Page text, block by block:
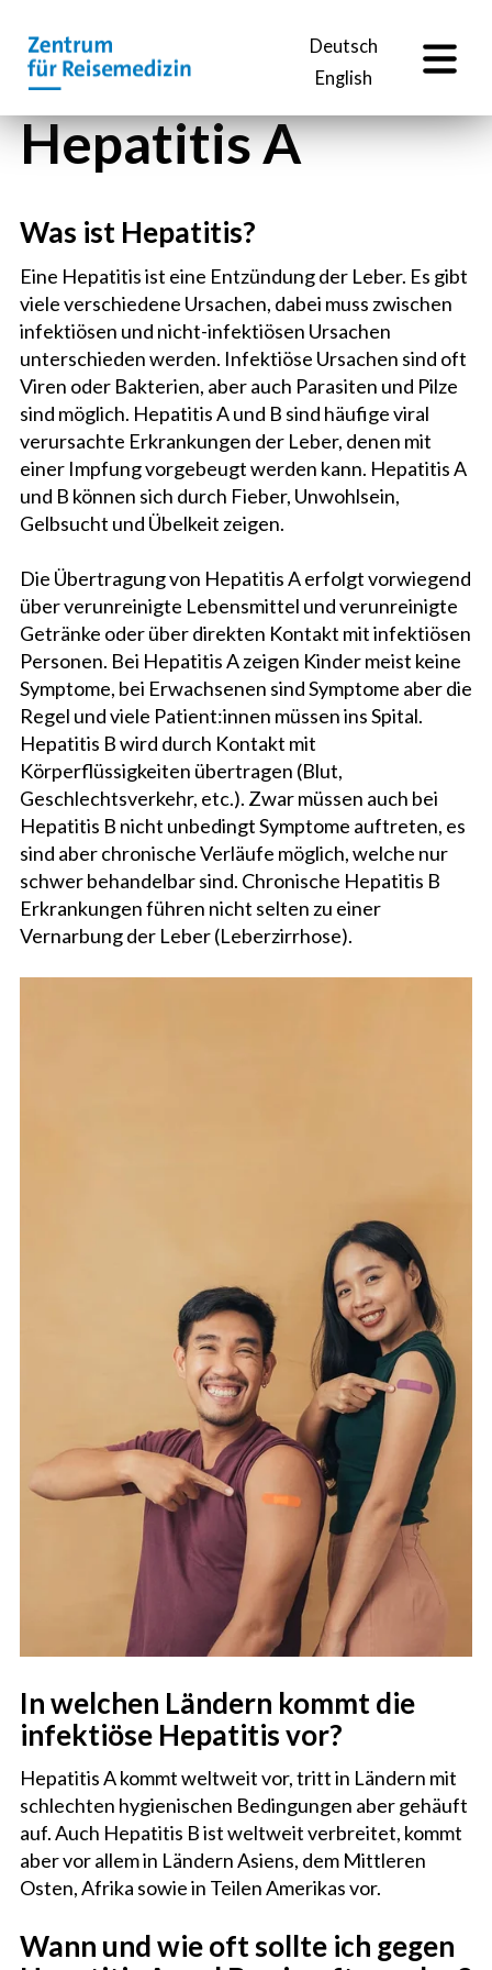
Deutsch
English
Hepatitis A
Was ist Hepatitis?
Eine Hepatitis ist eine Entzündung der Leber. Es gibt
viele verschiedene Ursachen, dabei muss zwischen
infektiösen und nicht-infektiösen Ursachen
unterschieden werden. Infektiöse Ursachen sind oft
Viren oder Bakterien, aber auch Parasiten und Pilze
sind möglich. Hepatitis A und B sind häufige viral
verursachte Erkrankungen der Leber, denen mit
einer Impfung vorgebeugt werden kann. Hepatitis A
und B können sich durch Fieber, Unwohlsein,
Gelbsucht und Übelkeit zeigen.
Die Übertragung von Hepatitis A erfolgt vorwiegend
über verunreinigte Lebensmittel und verunreinigte
Getränke oder über direkten Kontakt mit infektiösen
Personen. Bei Hepatitis A zeigen Kinder meist keine
Symptome, bei Erwachsenen sind Symptome aber die
Regel und viele Patient:innen müssen ins Spital.
Hepatitis B wird durch Kontakt mit
Körperflüssigkeiten übertragen (Blut,
Geschlechtsverkehr, etc.). Zwar müssen auch bei
Hepatitis B nicht unbedingt Symptome auftreten, es
sind aber chronische Verläufe möglich, welche nur
schwer behandelbar sind. Chronische Hepatitis B
Erkrankungen führen nicht selten zu einer
Vernarbung der Leber (Leberzirrhose).
In welchen Ländern kommt die
infektiöse Hepatitis vor?
Hepatitis A kommt weltweit vor, tritt in Ländern mit
schlechten hygienischen Bedingungen aber gehäuft
auf. Auch Hepatitis B ist weltweit verbreitet, kommt
aber vor allem in Ländern Asiens, dem Mittleren
Osten, Afrika sowie in Teilen Amerikas vor.
Wann und wie oft sollte ich gegen